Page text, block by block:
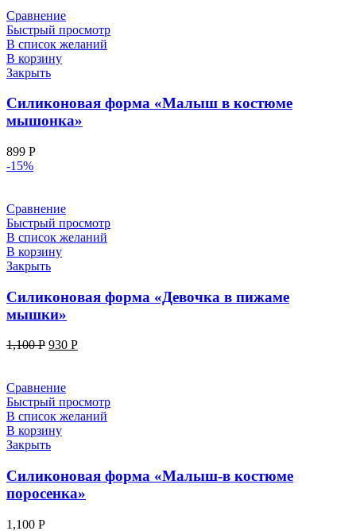
Сравнение
Быстрый просмотр
В список желаний
В корзину
Закрыть
Силиконовая форма «Малыш в костюме
мышонка»
899 Р
-15%
Сравнение
Быстрый просмотр
В список желаний
В корзину
Закрыть
Силиконовая форма «Девочка в пижаме
мышки»
1,100Р 930 Р
Сравнение
Быстрый просмотр
В список желаний
В корзину
Закрыть
Силиконовая форма «Малыш-в костюме
поросенка»
1,100 Р